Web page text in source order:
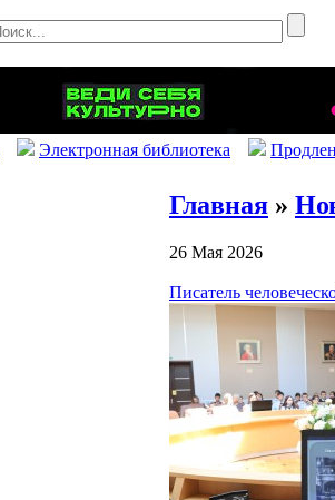
Электронная библиотека
Главная »
26 Мая 2026
Писатель